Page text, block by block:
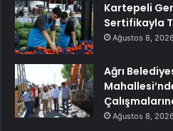
Kartepeli
Sertifikayla
Ağustos 8, 2026
Ağrı
Ağustos 8, 2026